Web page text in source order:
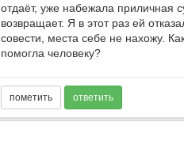
отдаёт, уже набежала приличная
возвращает. Я в этот раз ей
совести, места себе не нахожу.
помогла человеку?